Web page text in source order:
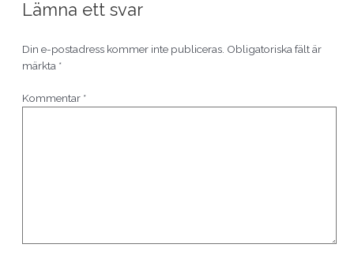
Lämna ett svar
Din e-postadress kommer inte publiceras. Obligatoriska fält är
märkta *
Kommentar *